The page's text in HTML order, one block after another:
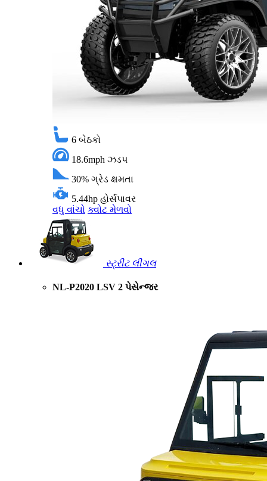
6 બેઠકો
18.6mph ઝડપ
30% ગ્રેડ ક્ષમતા
5.44hp હોર્સપાવર
વધુ વાંચો ક્વોટ મેળવો
સ્ટ્રીટ લીગલ
NL-P2020 LSV 2 પેસેન્જર